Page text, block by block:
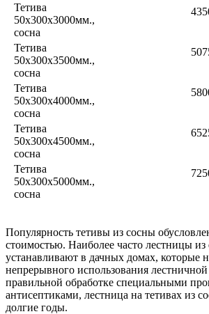
Тетива
50х300х3000мм.,
сосна
Тетива
50х300х3500мм.,
сосна
Тетива
50х300х4000мм.,
сосна
Тетива
50х300х4500мм.,
сосна
Тетива
50х300х5000мм.,
сосна
Популярность тетивы из сосны
стоимостью. Наиболее часто лестницы из
устанавливают в дачных домах, которые
непрерывного использования
правильной обработке специальными
антисептиками, лестница на тетивах из
долгие годы.